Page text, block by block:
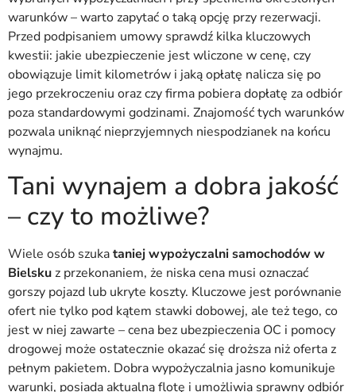
warunków – warto zapytać o taką opcję przy rezerwacji.
Przed podpisaniem umowy sprawdź kilka kluczowych
kwestii: jakie ubezpieczenie jest wliczone w cenę, czy
obowiązuje limit kilometrów i jaką opłatę nalicza się po
jego przekroczeniu oraz czy firma pobiera dopłatę za odbiór
poza standardowymi godzinami. Znajomość tych warunków
pozwala uniknąć nieprzyjemnych niespodzianek na końcu
wynajmu.
Tani wynajem a dobra jakość
– czy to możliwe?
Wiele osób szukataniej wypożyczalni samochodów w
Bielskuz przekonaniem, że niska cena musi oznaczać
gorszy pojazd lub ukryte koszty. Kluczowe jest porównanie
ofert nie tylko pod kątem stawki dobowej, ale też tego, co
jest w niej zawarte – cena bez ubezpieczenia OC i pomocy
drogowej może ostatecznie okazać się droższa niż oferta z
pełnym pakietem. Dobra wypożyczalnia jasno komunikuje
warunki, posiada aktualną flotę i umożliwia sprawny odbiór